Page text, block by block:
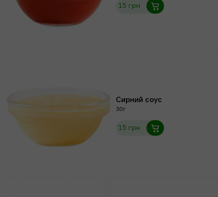
15 грн
Сирний соус
30г
15 грн